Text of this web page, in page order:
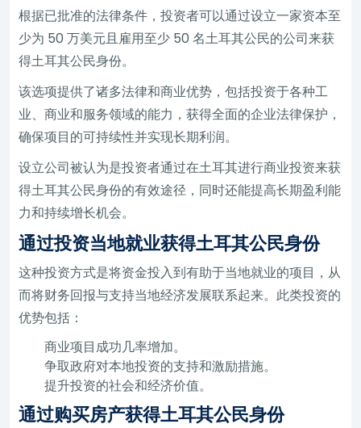
根据已批准的法律条件，投资者可以通过设立一家资本至
少为 50 万美元且雇用至少 50 名土耳其公民的公司来获
得土耳其公民身份。
该选项提供了诸多法律和商业优势，包括投资于各种工
业、商业和服务领域的能力，获得全面的企业法律保护，
确保项目的可持续性并实现长期利润。
设立公司被认为是投资者通过在土耳其进行商业投资来获
得土耳其公民身份的有效途径，同时还能提高长期盈利能
力和持续增长机会。
通过投资当地就业获得土耳其公民身份
这种投资方式是将资金投入到有助于当地就业的项目，从
而将财务回报与支持当地经济发展联系起来。此类投资的
优势包括：
商业项目成功几率增加。
争取政府对本地投资的支持和激励措施。
提升投资的社会和经济价值。
通过购买房产获得土耳其公民身份